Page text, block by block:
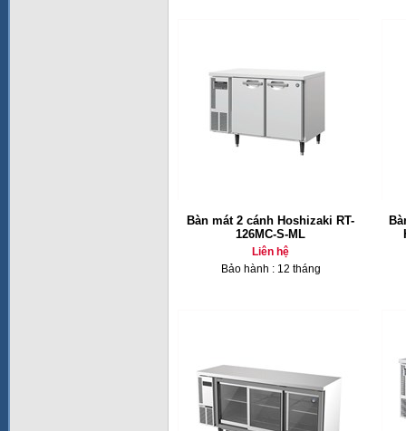
Bàn mát 2 cánh Hoshizaki RT-
126MC-S-ML
Liên hệ
Bảo hành : 12 tháng